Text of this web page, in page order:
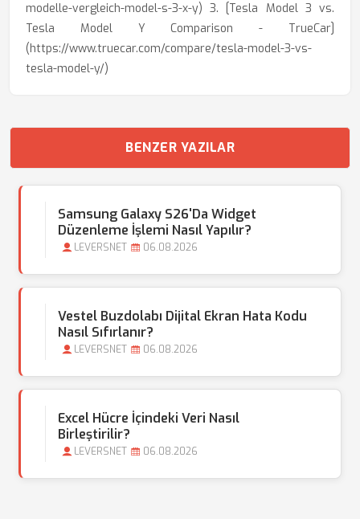
modelle-vergleich-model-s-3-x-y) 3. [Tesla Model 3 vs.
Tesla Model Y Comparison - TrueCar]
(https://www.truecar.com/compare/tesla-model-3-vs-
tesla-model-y/)
BENZER YAZILAR
Samsung Galaxy S26'da Widget
Düzenleme İşlemi Nasıl Yapılır?
LEVERSNET 06.08.2026
Vestel Buzdolabı Dijital Ekran Hata Kodu
Nasıl Sıfırlanır?
LEVERSNET 06.08.2026
Excel Hücre İçindeki Veri Nasıl
Birleştirilir?
LEVERSNET 06.08.2026